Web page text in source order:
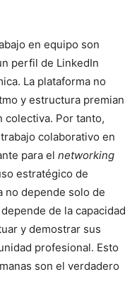
en equipo son
perfil de LinkedIn
La plataforma no
y estructura premian
colectiva. Por tanto,
colaborativo en
para el networking
estratégico de
no depende solo de
de la capacidad
y demostrar sus
profesional. Esto
son el verdadero